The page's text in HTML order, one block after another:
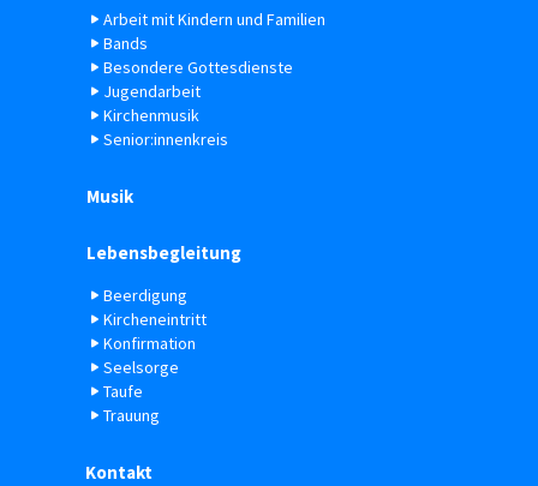
Arbeit mit Kindern und Familien
Bands
Besondere Gottesdienste
Jugendarbeit
Kirchenmusik
Senior:innenkreis
Musik
Lebensbegleitung
Beerdigung
Kircheneintritt
Konfirmation
Seelsorge
Taufe
Trauung
Kontakt